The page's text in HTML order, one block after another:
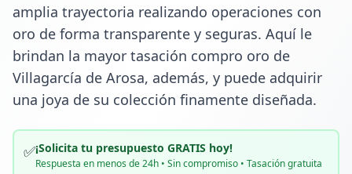
amplia trayectoria realizando operaciones con
oro de forma transparente y seguras. Aquí le
brindan la mayor tasación compro oro de
Villagarcía de Arosa, además, y puede adquirir
una joya de su colección finamente diseñada.
✅¡Solicita tu presupuesto GRATIS hoy!
Respuesta en menos de 24h • Sin compromiso • Tasación gratuita